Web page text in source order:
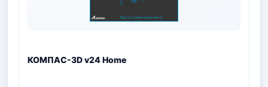
КОМПАС-3D v24 Home